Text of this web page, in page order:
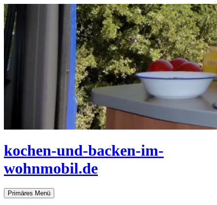
Zum
Inhalt
springen
kochen-und-backen-im-
wohnmobil.de
Suchen
Primäres Menü